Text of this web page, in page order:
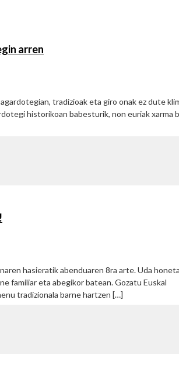
arren
tradizioak eta giro onak ez dute
historikoan babesturik, non euriak xarma
hasieratik abenduaren 8ra arte. Uda
familiar eta abegikor batean. Gozatu Euskal
tradizionala barne hartzen […]